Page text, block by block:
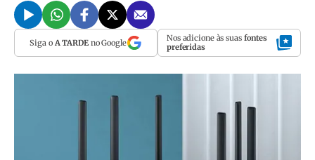
Siga o A TARDEno Google Nos adicione às suas fontes
preferidas